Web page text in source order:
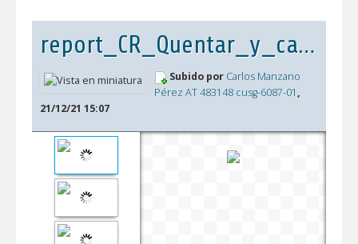
report_CR_Quentar_y_canales_2022_DEFINITIVO.pdf
Subido por Carlos Manzano
Pérez AT 483148 cusg-6087-01 ,
21/12/21 15:07